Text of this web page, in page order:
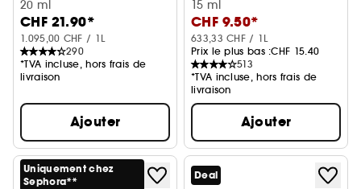
Gel Contour des Yeux
20 ml
CHF 21.90*
1.095,00 CHF / 1L
290
*TVA incluse, hors frais de
livraison
Ajouter
15 ml
CHF 9.50*
633,33 CHF / 1L
Prix le plus bas :CHF 15.40
513
*TVA incluse, hors frais de
livraison
Ajouter
Uniquement chez
Sephora**
Deal